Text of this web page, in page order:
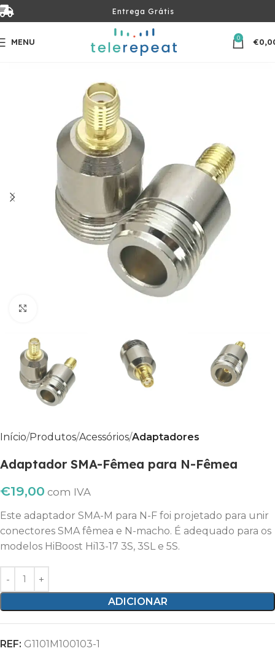
MENU 0 €
Início Produtos Acessórios Adaptadores
Adaptador SMA-Fêmea para N-Fêmea
€19,00 com IVA
Este adaptador SMA-M para N-F foi projetado para unir
conectores SMA fêmea e N-macho. É adequado para os
modelos HiBoost Hi13-17 3S, 3SL e 5S.
ADICIONAR
REF: G1101M100103-1
Entrega Grátis